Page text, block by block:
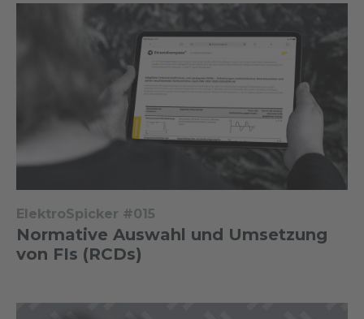
ElektroSpicker #015
Normative Auswahl und Umsetzung
von FIs (RCDs)